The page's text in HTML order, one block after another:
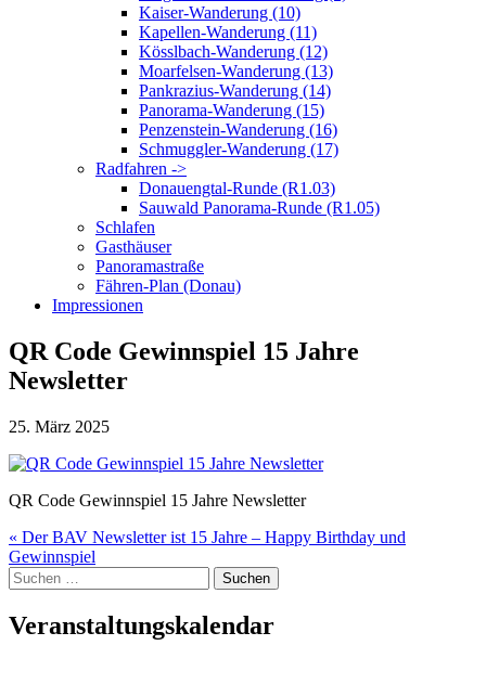
Kaiser-Wanderung (10)
Kapellen-Wanderung (11)
Kösslbach-Wanderung (12)
Moarfelsen-Wanderung (13)
Pankrazius-Wanderung (14)
Panorama-Wanderung (15)
Penzenstein-Wanderung (16)
Schmuggler-Wanderung (17)
Radfahren ->
Donauengtal-Runde (R1.03)
Sauwald Panorama-Runde (R1.05)
Schlafen
Gasthäuser
Panoramastraße
Fähren-Plan (Donau)
Impressionen
QR Code Gewinnspiel 15 Jahre
Newsletter
25. März 2025
QR Code Gewinnspiel 15 Jahre Newsletter
Beitragsnavigation
« Der BAV Newsletter ist 15 Jahre – Happy Birthday und
Gewinnspiel
Suche
nach:
Veranstaltungskalendar